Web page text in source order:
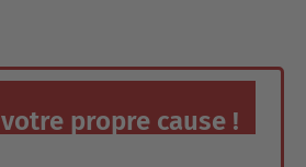
propre cause !